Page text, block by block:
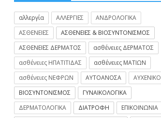
αλλεργία ΑΛΛΕΡΓΙΕΣ
ΑΝΔΡΟΛΟΓΙΚΑ
ΑΣΘΕΝΕΙΕΣ
ΑΣΘΕΝΕΙΕΣ & ΒΙΟΣΥΝΤΟΝΙΣΜΟΣ
ΑΣΘΕΝΕΙΕΣ ΔΕΡΜΑΤΟΣ
ασθένειες ΔΕΡΜΑΤΟΣ
ασθένειες ΗΠΑΤΙΤΙΔΑΣ
ασθένειες ΜΑΤΙΩΝ
ασθένειες ΝΕΦΡΩΝ
ΑΥΤΟΑΝΟΣΑ
ΑΥΧΕΝΙΚΟ
ΒΙΟΣΥΝΤΟΝΙΣΜΟΣ
ΓΥΝΑΙΚΟΛΟΓΙΚΑ
ΔΕΡΜΑΤΟΛΟΓΙΚΑ
ΔΙΑΤΡΟΦΗ
ΕΠΙΚΟΙΝΩΝΙΑ